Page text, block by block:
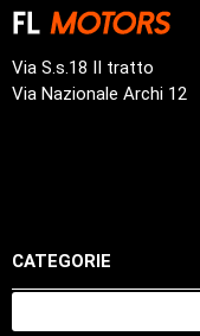
Via S.s.18 II tratto
Via Nazionale Archi 12
CATEGORIE